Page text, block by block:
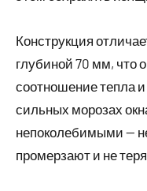
Конструкция
глубиной 70 мм, что
соотношение тепла
сильных морозах
непоколебимыми —
промерзают и не